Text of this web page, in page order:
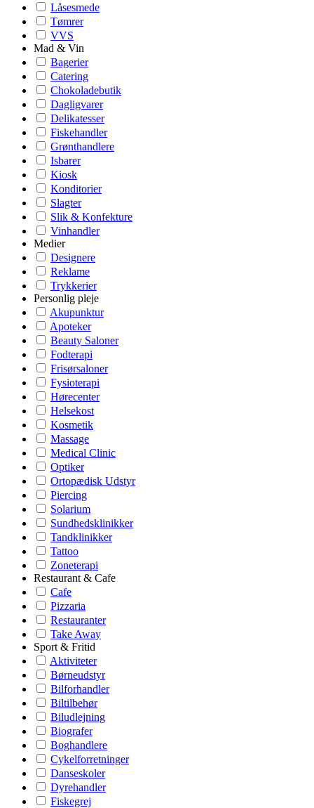
Låsesmede
Tømrer
VVS
Mad & Vin
Bagerier
Catering
Chokoladebutik
Dagligvarer
Delikatesser
Fiskehandler
Grønthandlere
Isbarer
Kiosk
Konditorier
Slagter
Slik & Konfekture
Vinhandler
Medier
Designere
Reklame
Trykkerier
Personlig pleje
Akupunktur
Apoteker
Beauty Saloner
Fodterapi
Frisørsaloner
Fysioterapi
Hørecenter
Helsekost
Kosmetik
Massage
Medical Clinic
Optiker
Ortopædisk Udstyr
Piercing
Solarium
Sundhedsklinikker
Tandklinikker
Tattoo
Zoneterapi
Restaurant & Cafe
Cafe
Pizzaria
Restauranter
Take Away
Sport & Fritid
Aktiviteter
Børneudstyr
Bilforhandler
Biltilbehør
Biludlejning
Biografer
Boghandlere
Cykelforretninger
Danseskoler
Dyrehandler
Fiskegrej